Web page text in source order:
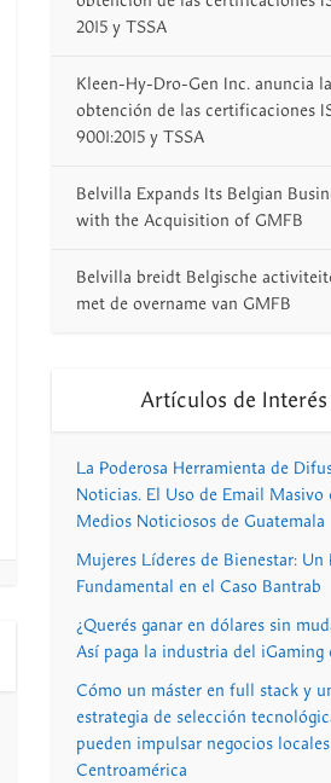
2015 y TSSA
Kleen-Hy-Dro-Gen Inc. anuncia la
obtención de las certificaciones
9001:2015 y TSSA
Belvilla Expands Its Belgian
with the Acquisition of GMFB
Belvilla breidt Belgische
met de overname van GMFB
Artículos de Interés
La Poderosa Herramienta de
Noticias. El Uso de Email Masivo
Medios Noticiosos de Guatemala
Mujeres Líderes de Bienestar: Un
Fundamental en el Caso Bantrab
¿Querés ganar en dólares sin
Así paga la industria del iGaming
Cómo un máster en full stack y
estrategia de selección
pueden impulsar negocios
Centroamérica